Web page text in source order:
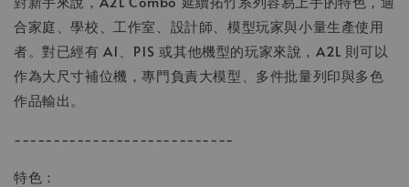
合家庭、學校、工作室、設計師、模型玩家與小量生產使用
者。對已經有 A1、P1S 或其他機型的玩家來說，A2L 則可以
作為大尺寸補位機，專門負責大模型、多件批量列印與多色
作品輸出。
----------------------------
特色：